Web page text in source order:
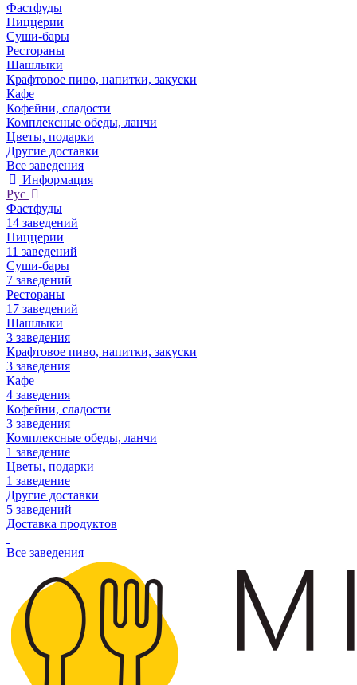
Фастфуды
Пиццерии
Суши-бары
Рестораны
Шашлыки
Крафтовое пиво, напитки, закуски
Кафе
Кофейни, сладости
Комплексные обеды, ланчи
Цветы, подарки
Другие доставки
Все заведения
Информация
Рус
Фастфуды
14 заведений
Пиццерии
11 заведений
Суши-бары
7 заведений
Рестораны
17 заведений
Шашлыки
3 заведения
Крафтовое пиво, напитки, закуски
3 заведения
Кафе
4 заведения
Кофейни, сладости
3 заведения
Комплексные обеды, ланчи
1 заведение
Цветы, подарки
1 заведение
Другие доставки
5 заведений
Доставка продуктов
Все заведения